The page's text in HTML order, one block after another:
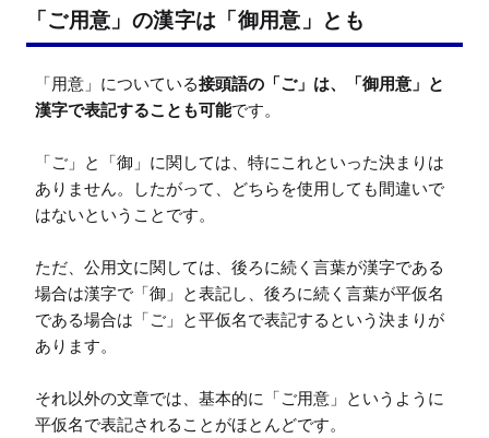
「ご用意」の漢字は「御用意」とも
「用意」についている接頭語の「ご」は、「御用意」と
漢字で表記することも可能です。
「ご」と「御」に関しては、特にこれといった決まりは
ありません。したがって、どちらを使用しても間違いで
はないということです。
ただ、公用文に関しては、後ろに続く言葉が漢字である
場合は漢字で「御」と表記し、後ろに続く言葉が平仮名
である場合は「ご」と平仮名で表記するという決まりが
あります。
それ以外の文章では、基本的に「ご用意」というように
平仮名で表記されることがほとんどです。